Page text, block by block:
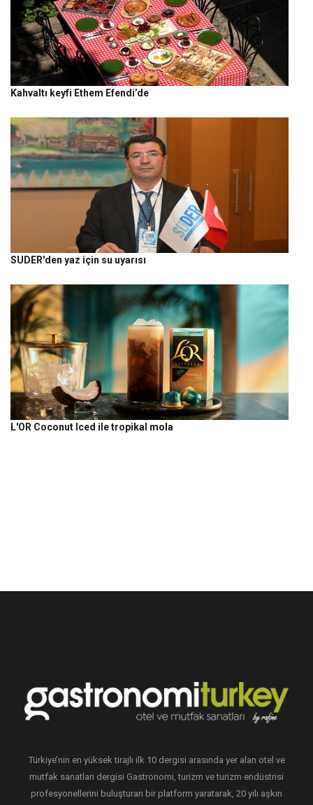
Kahvaltı keyfi Ethem Efendi’de
SUDER'den yaz için su uyarısı
L'OR Coconut Iced ile tropikal mola
Türkiye’nin en yüksek tirajlı ilk 10 dergisi arasında yer alan otel ve
mutfak sanatları dergisi Gastronomi, turizm ve turizm endüstrisi
profesyonellerini buluşturan bir platform yaratarak, 20 yılı aşkın